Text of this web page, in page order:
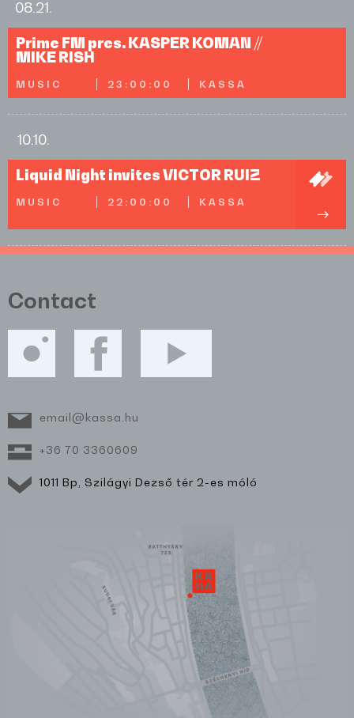
08.21.
Prime FM pres. KASPER KOMAN //
MIKE RISH
MUSIC 23:00:00 KASSA
10.10.
Liquid Night invites VICTOR RUIZ
MUSIC 22:00:00 KASSA
Contact
email@kassa.hu
+36 70 3360609
1011 Bp, Szilágyi Dezső tér 2-es móló